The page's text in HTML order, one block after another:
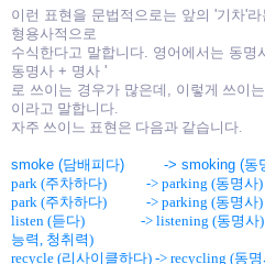
이런 표현을 문법적으로는 앞의 '기차'
형용사적으로
수식한다고 말합니다. 영어에서는 동명
동명사 + 명사 '
로 쓰이는 경우가 많은데, 이렇게 쓰이
이라고 말합니다.
자주 쓰이느 표현은 다음과 같습니다.
smoke (담배피다) -> smoking (동명
park (주차하다) -> parking (동명사) -
park (주차하다) -> parking (동명사) -
listen (듣다) -> listening (동명사) ->
능력, 청취력)
recycle (리사이클하다) -> recycling (동